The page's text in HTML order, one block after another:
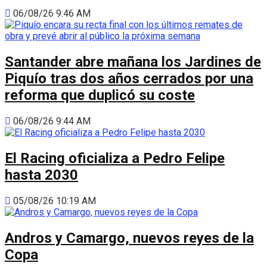
06/08/26 9:46 AM
Santander abre mañana los Jardines de
Piquío tras dos años cerrados por una
reforma que duplicó su coste
06/08/26 9:44 AM
El Racing oficializa a Pedro Felipe
hasta 2030
05/08/26 10:19 AM
Andros y Camargo, nuevos reyes de la
Copa